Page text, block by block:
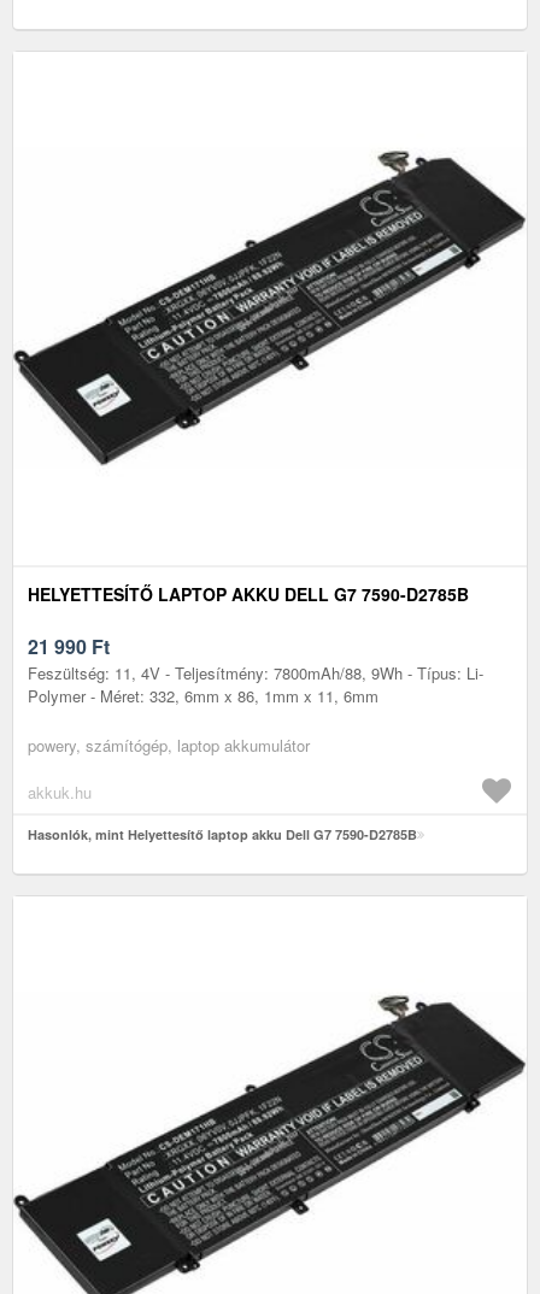
HELYETTESÍTŐ LAPTOP AKKU DELL G7 7590-D2785B
21 990 Ft
Feszültség: 11, 4V - Teljesítmény: 7800mAh/88, 9Wh - Típus: Li-
Polymer - Méret: 332, 6mm x 86, 1mm x 11, 6mm
powery, számítógép, laptop akkumulátor
akkuk.hu
Hasonlók, mint Helyettesítő laptop akku Dell G7 7590-D2785B